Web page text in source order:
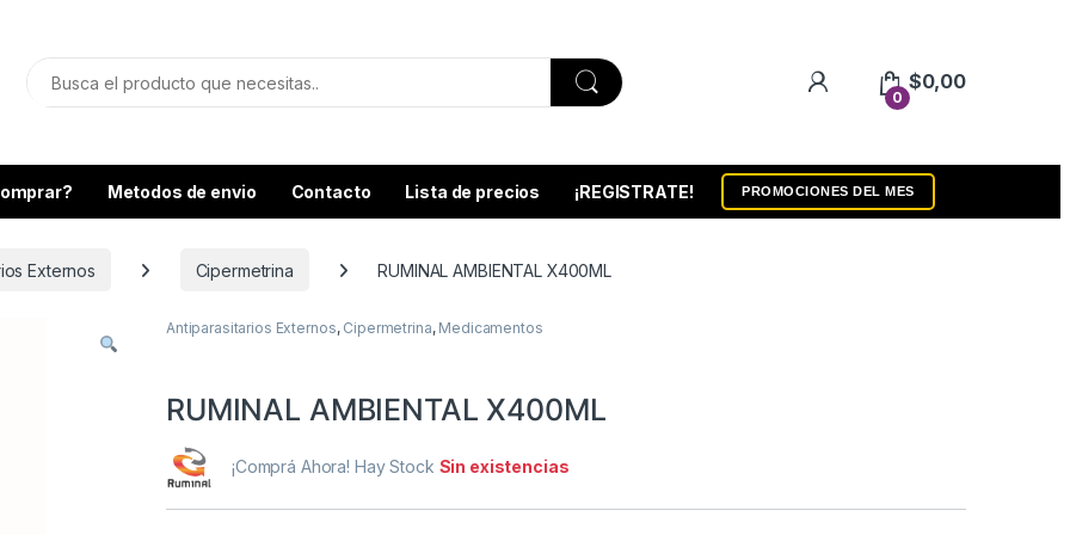
0
$0,00
Metodos de envio Contacto Lista de precios ¡REGISTRATE! PROMOCIONES DEL MES
Externos Cipermetrina RUMINAL AMBIENTAL X400ML
Antiparasitarios Externos, Cipermetrina, Medicamentos
RUMINAL AMBIENTAL X400ML
¡Comprá Ahora! Hay Stock Sin existencias